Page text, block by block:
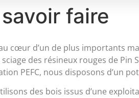
faire
cœur d’un de plus importants
sciage des résineux rouges de
PEFC, nous disposons d’un
des bois issus d’une